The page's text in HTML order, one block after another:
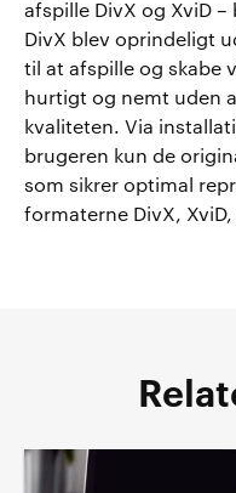
afspille DivX og XviD
DivX blev oprindeligt
til at afspille og skabe
hurtigt og nemt uden
kvaliteten. Via
brugeren kun de
som sikrer optimal
formaterne DivX, XviD,